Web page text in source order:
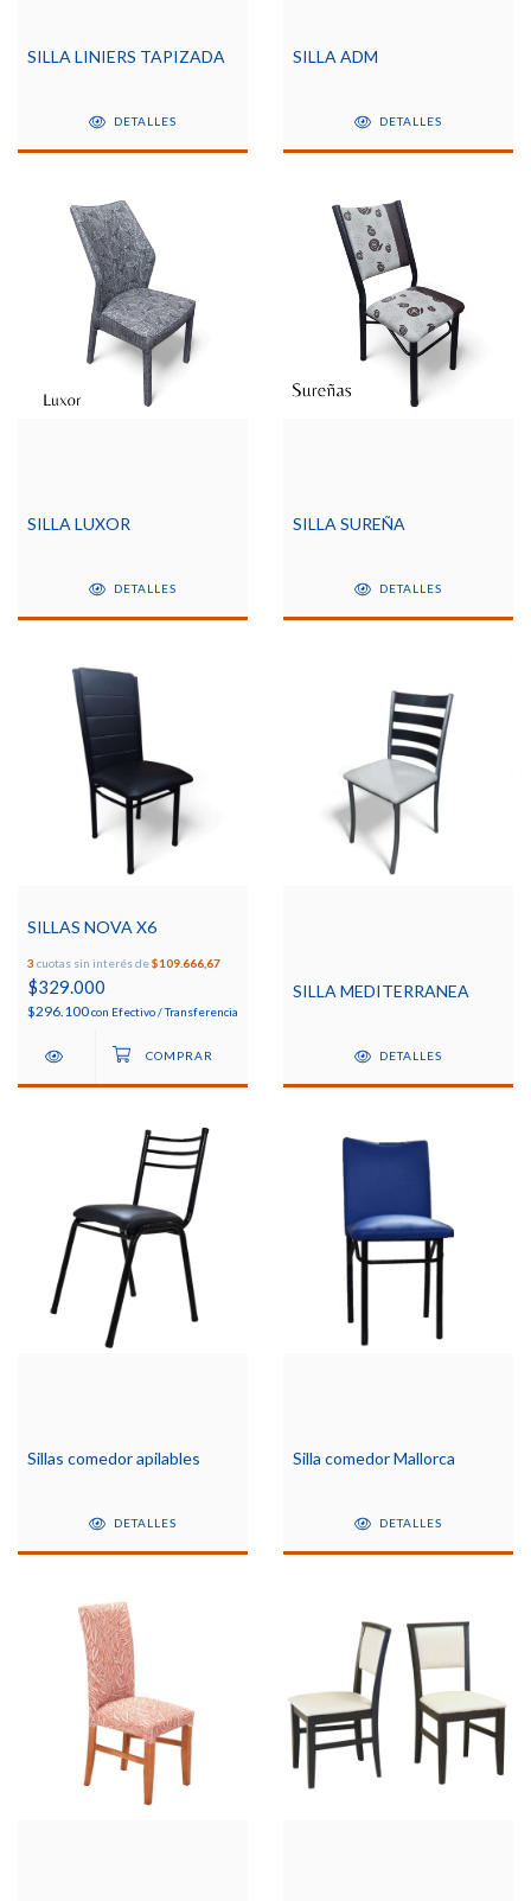
SILLA LINIERS TAPIZADA
DETALLES
SILLA ADM
DETALLES
SILLA LUXOR
DETALLES
SILLA SUREÑA
DETALLES
SILLAS NOVA X6
3 cuotas sin interés de$109.666,67
$329.000
$296.100con Efectivo / Transferencia
SILLA MEDITERRANEA
DETALLES
Sillas comedor apilables
DETALLES
Silla comedor Mallorca
DETALLES